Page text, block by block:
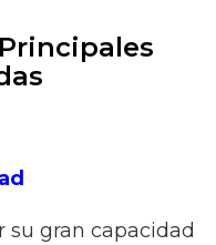
gran capacidad